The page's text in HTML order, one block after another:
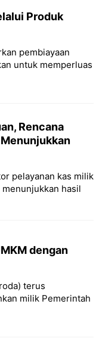
Produk
pembiayaan
untuk memperluas
Rencana
pelayanan kas milik
hasil
dengan
terus
milik Pemerintah